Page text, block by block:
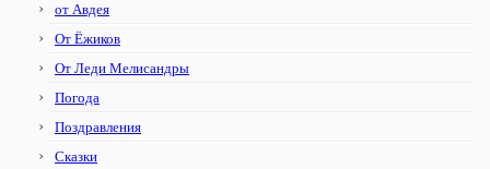
от Авдея
От Ёжиков
От Леди Мелисандры
Погода
Поздравления
Сказки